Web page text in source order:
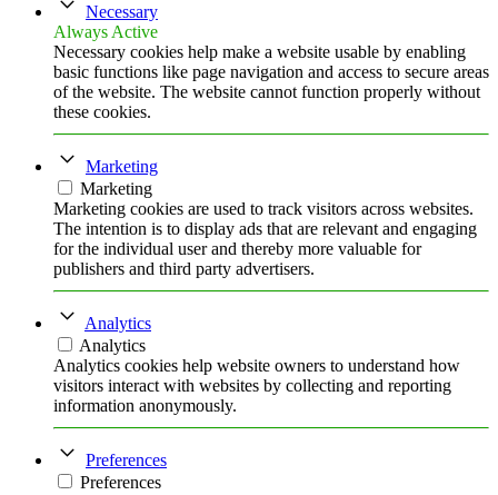
Necessary
Always Active
Necessary cookies help make a website usable by enabling
basic functions like page navigation and access to secure areas
of the website. The website cannot function properly without
these cookies.
Marketing
Marketing
Marketing cookies are used to track visitors across websites.
The intention is to display ads that are relevant and engaging
for the individual user and thereby more valuable for
publishers and third party advertisers.
Analytics
Analytics
Analytics cookies help website owners to understand how
visitors interact with websites by collecting and reporting
information anonymously.
Preferences
Preferences